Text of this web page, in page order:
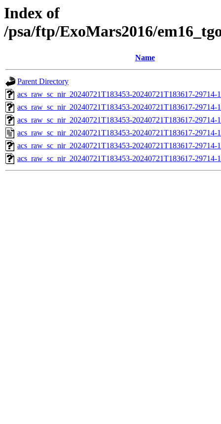
Index of
/psa/ftp/ExoMars2016/
Name
Parent Directory
acs_raw_sc_nir_20240721T183453-20240721T183617-
acs_raw_sc_nir_20240721T183453-20240721T183617-29714-
acs_raw_sc_nir_20240721T183453-20240721T183617-29714-
acs_raw_sc_nir_20240721T183453-20240721T183617-29714-
acs_raw_sc_nir_20240721T183453-20240721T183617-29714-
acs_raw_sc_nir_20240721T183453-20240721T183617-29714-